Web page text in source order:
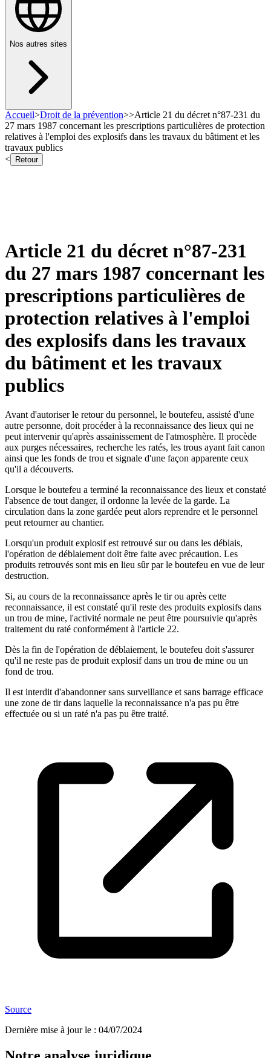
Nos autres sites
Accueil>Droit de la prévention>>Article 21 du décret n°87-231 du
27 mars 1987 concernant les prescriptions particulières de protection
relatives à l'emploi des explosifs dans les travaux du bâtiment et les
travaux publics
<
Retour
Article 21 du décret n°87-231
du 27 mars 1987 concernant les
prescriptions particulières de
protection relatives à l'emploi
des explosifs dans les travaux
du bâtiment et les travaux
publics
Avant d'autoriser le retour du personnel, le boutefeu, assisté d'une
autre personne, doit procéder à la reconnaissance des lieux qui ne
peut intervenir qu'après assainissement de l'atmosphère. Il procède
aux purges nécessaires, recherche les ratés, les trous ayant fait canon
ainsi que les fonds de trou et signale d'une façon apparente ceux
qu'il a découverts.
Lorsque le boutefeu a terminé la reconnaissance des lieux et constaté
l'absence de tout danger, il ordonne la levée de la garde. La
circulation dans la zone gardée peut alors reprendre et le personnel
peut retourner au chantier.
Lorsqu'un produit explosif est retrouvé sur ou dans les déblais,
l'opération de déblaiement doit être faite avec précaution. Les
produits retrouvés sont mis en lieu sûr par le boutefeu en vue de leur
destruction.
Si, au cours de la reconnaissance après le tir ou après cette
reconnaissance, il est constaté qu'il reste des produits explosifs dans
un trou de mine, l'activité normale ne peut être poursuivie qu'après
traitement du raté conformément à l'article 22.
Dès la fin de l'opération de déblaiement, le boutefeu doit s'assurer
qu'il ne reste pas de produit explosif dans un trou de mine ou un
fond de trou.
Il est interdit d'abandonner sans surveillance et sans barrage efficace
une zone de tir dans laquelle la reconnaissance n'a pas pu être
effectuée ou si un raté n'a pas pu être traité.
Source
Dernière mise à jour le : 04/07/2024